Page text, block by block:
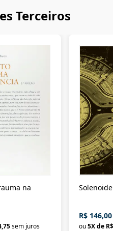
Terceiros
na
sem juros
Solenoide
R$ 146,00
ou5X de